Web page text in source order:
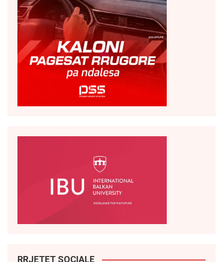
RRJETET SOCIALE